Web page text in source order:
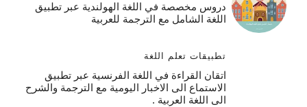
دروس مخصصة في اللغة الهولندية عبر تطبيق
اللغة الشامل مع الترجمة للعربية
تطبيقات تعلم اللغة
اتقان القراءة في اللغة الفرنسية عبر تطبيق
الاستماع الى الاخبار اليومية مع الترجمة والشرح
الى اللغة العربية .